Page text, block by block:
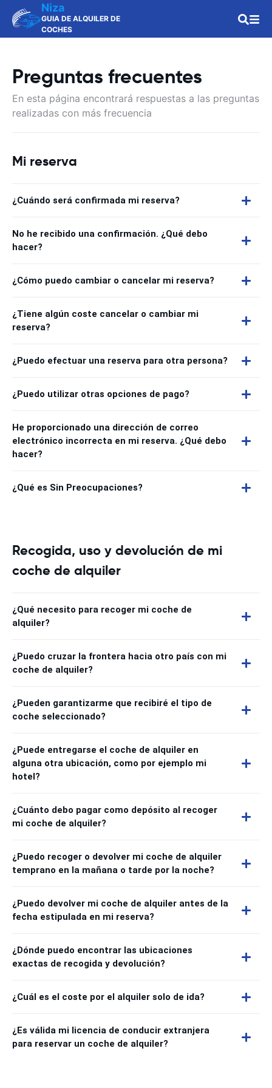
Niza
GUIA DE ALQUILER DE
COCHES
Preguntas frecuentes
En esta página encontrará respuestas a las preguntas
realizadas con más frecuencia
Mi reserva
¿Cuándo será confirmada mi reserva?
No he recibido una confirmación. ¿Qué debo
hacer?
¿Cómo puedo cambiar o cancelar mi reserva?
¿Tiene algún coste cancelar o cambiar mi
reserva?
¿Puedo efectuar una reserva para otra persona?
¿Puedo utilizar otras opciones de pago?
He proporcionado una dirección de correo
electrónico incorrecta en mi reserva. ¿Qué debo
hacer?
¿Qué es Sin Preocupaciones?
Recogida, uso y devolución de mi
coche de alquiler
¿Qué necesito para recoger mi coche de
alquiler?
¿Puedo cruzar la frontera hacia otro país con mi
coche de alquiler?
¿Pueden garantizarme que recibiré el tipo de
coche seleccionado?
¿Puede entregarse el coche de alquiler en
alguna otra ubicación, como por ejemplo mi
hotel?
¿Cuánto debo pagar como depósito al recoger
mi coche de alquiler?
¿Puedo recoger o devolver mi coche de alquiler
temprano en la mañana o tarde por la noche?
¿Puedo devolver mi coche de alquiler antes de la
fecha estipulada en mi reserva?
¿Dónde puedo encontrar las ubicaciones
exactas de recogida y devolución?
¿Cuál es el coste por el alquiler solo de ida?
¿Es válida mi licencia de conducir extranjera
para reservar un coche de alquiler?